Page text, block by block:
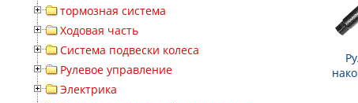
тормозная система
Ходовая часть
Система подвески колеса
Рулевое управление
Электрика